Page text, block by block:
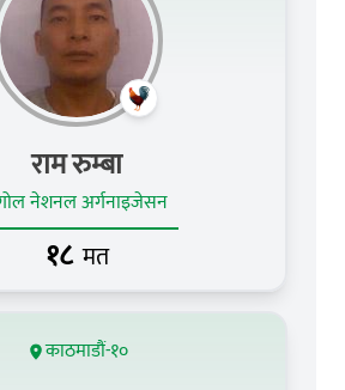
राम रुम्बा
नेशनल अर्गनाइजेसन
१८मत
काठमाडौं-१०